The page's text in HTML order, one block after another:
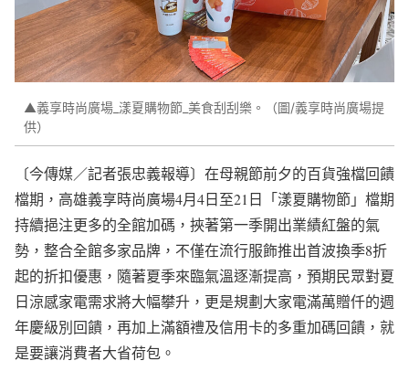
▲義享時尚廣場_漾夏購物節_美食刮刮樂。（圖/義享時尚廣場提
供）
〔今傳媒／記者張忠義報導〕在母親節前夕的百貨強檔回饋
檔期，高雄義享時尚廣場4月4日至21日「漾夏購物節」檔期
持續挹注更多的全館加碼，挾著第一季開出業績紅盤的氣
勢，整合全館多家品牌，不僅在流行服飾推出首波換季8折
起的折扣優惠，隨著夏季來臨氣溫逐漸提高，預期民眾對夏
日涼感家電需求將大幅攀升，更是規劃大家電滿萬贈仟的週
年慶級別回饋，再加上滿額禮及信用卡的多重加碼回饋，就
是要讓消費者大省荷包。